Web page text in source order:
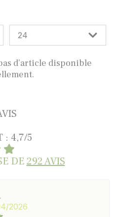
d’article disponible
: 4,7/5
DE292 AVIS
2026